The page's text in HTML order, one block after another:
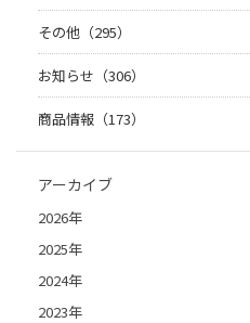
その他（295）
お知らせ（306）
商品情報（173）
アーカイブ
2026年
2025年
2024年
2023年